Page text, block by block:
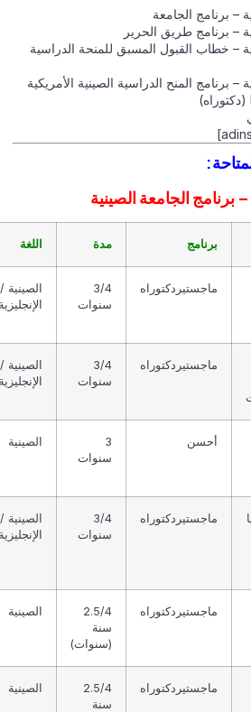
الجامعة
برنامج طريق الحرير
خطاب القبول المسبق للمنحة الدراسية
المنح الدراسية الصينية الأمريكية
الجامعة الصينية
برنامج مدة اللغة
ماجستيردكتوراه
3/4
سنوات
الصينية /
الإنجليزية
ماجستيردكتوراه
3/4
سنوات
الصينية /
الإنجليزية
أحسن
سنوات
الصينية
ماجستيردكتوراه
3/4
سنوات
الصينية /
الإنجليزية
ماجستيردكتوراه
2.5/4
سنة
(سنوات)
الصينية
ماجستيردكتوراه
2.5/4
سنة
الصينية